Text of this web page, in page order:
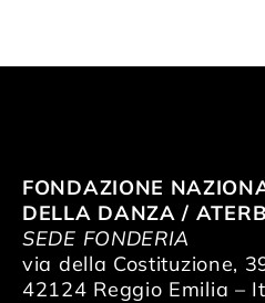
FONDAZIONE
DELLA DANZA /
SEDE FONDERIA
via della Costituzione,
42124 Reggio Emilia –